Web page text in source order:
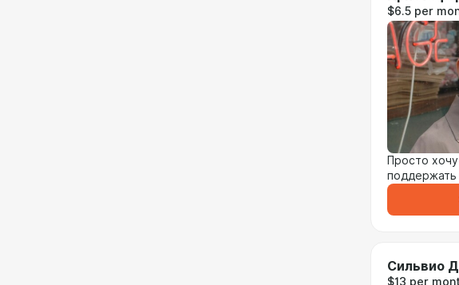
$6.5 per
Просто
поддержать
Сильвио
$13 per